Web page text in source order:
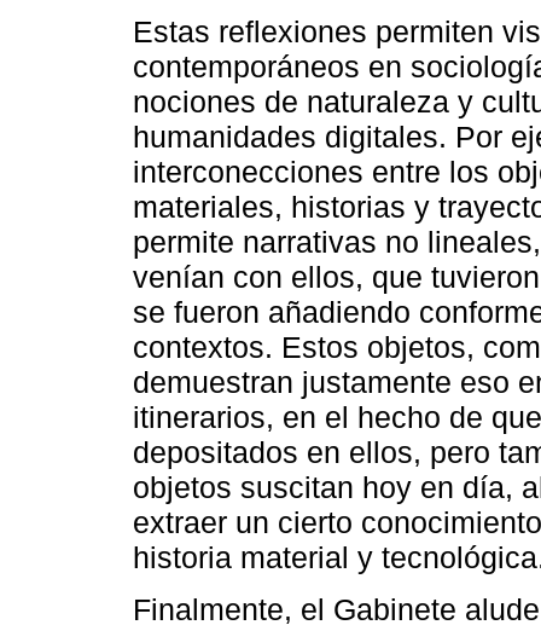
Estas reflexiones permiten
contemporáneos en
nociones de naturaleza y
humanidades digitales. Por
interconecciones entre los
materiales, historias y
permite narrativas no
venían con ellos, que
se fueron añadiendo
contextos. Estos objetos,
demuestran justamente eso
itinerarios, en el hecho de
depositados en ellos, pero
objetos suscitan hoy en día,
extraer un cierto
historia material y
Finalmente, el Gabinete